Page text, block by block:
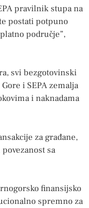
pravilnik stupa na
postati potpuno
područje”,
svi bezgotovinski
i SEPA zemalja
i naknadama
za građane,
sa
finansijsko
spremno za